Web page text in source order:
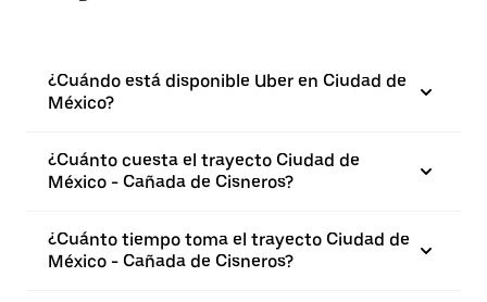
¿Cuándo está disponible Uber en Ciudad de
México?
¿Cuánto cuesta el trayecto Ciudad de
México - Cañada de Cisneros?
¿Cuánto tiempo toma el trayecto Ciudad de
México - Cañada de Cisneros?